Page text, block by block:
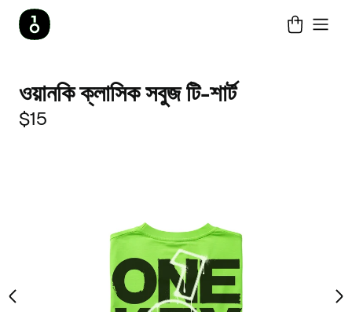
ওয়ানকি ক্লাসিক সবুজ টি-শার্ট
$15